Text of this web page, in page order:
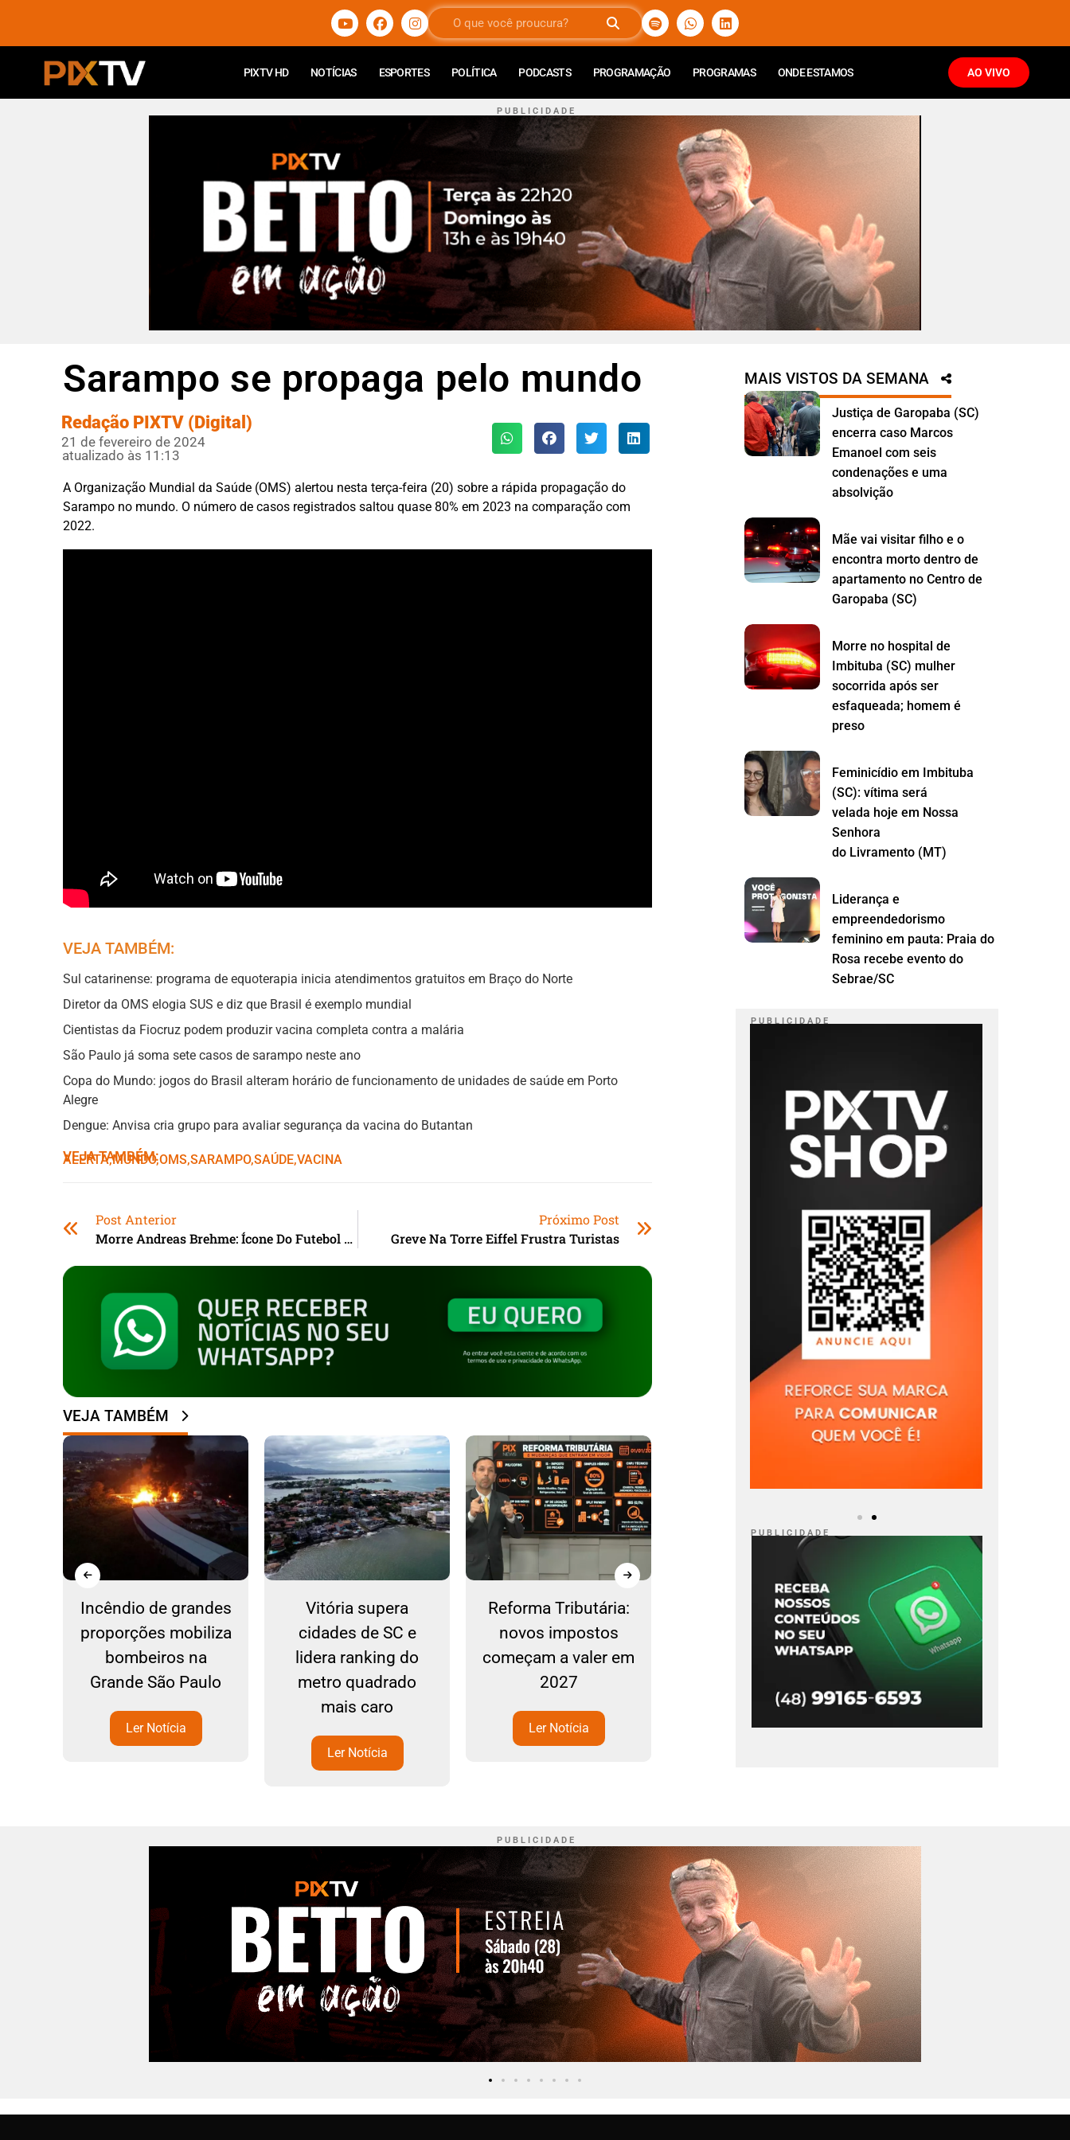
PIXTV HD NOTÍCIAS ESPORTES POLÍTICA PODCASTS PROGRAMAÇÃO PROGRAMAS ONDE ESTAMOS AO VIVO
P U B L I C I D A D E
Sarampo se propaga pelo mundo
Redação PIXTV (Digital)
21 de fevereiro de 2024
atualizado às 11:13
A Organização Mundial da Saúde (OMS) alertou nesta terça-feira (20) sobre a rápida propagação do
Sarampo no mundo. O número de casos registrados saltou quase 80% em 2023 na comparação com
2022.
VEJA TAMBÉM:
Sul catarinense: programa de equoterapia inicia atendimentos gratuitos em Braço do Norte
Diretor da OMS elogia SUS e diz que Brasil é exemplo mundial
Cientistas da Fiocruz podem produzir vacina completa contra a malária
São Paulo já soma sete casos de sarampo neste ano
Copa do Mundo: jogos do Brasil alteram horário de funcionamento de unidades de saúde em Porto
Alegre
Dengue: Anvisa cria grupo para avaliar segurança da vacina do Butantan
VEJA TAMBÉM:
ALERTA,ㅤMUNDO,ㅤOMS,ㅤSARAMPO,ㅤSAÚDE,ㅤVACINA
Post Anterior
Morre Andreas Brehme: Ícone Do Futebol Alemão
Próximo Post
Greve Na Torre Eiffel Frustra Turistas
VEJA TAMBÉM
Incêndio de grandes
proporções mobiliza
bombeiros na
Grande São Paulo
Ler Notícia
Vitória supera
cidades de SC e
lidera ranking do
metro quadrado
mais caro
Ler Notícia
Reforma Tributária:
novos impostos
começam a valer em
2027
Ler Notícia
PF investiga grupo
suspeito de planejar
ataques durante as
Ler Notícia
Crise diplomática:
Brasil pede saída do
embaixador da
Ler Notícia
MAIS VISTOS DA SEMANA
Justiça de Garopaba (SC)
encerra caso Marcos
Emanoel com seis
condenações e uma
absolvição
Mãe vai visitar filho e o
encontra morto dentro de
apartamento no Centro de
Garopaba (SC)
Morre no hospital de
Imbituba (SC) mulher
socorrida após ser
esfaqueada; homem é
preso
Feminicídio em Imbituba
(SC): vítima será
velada hoje em Nossa
Senhora
do Livramento (MT)
Liderança e
empreendedorismo
feminino em pauta: Praia do
Rosa recebe evento do
Sebrae/SC
P U B L I C I D A D E
P U B L I C I D A D E
P U B L I C I D A D E